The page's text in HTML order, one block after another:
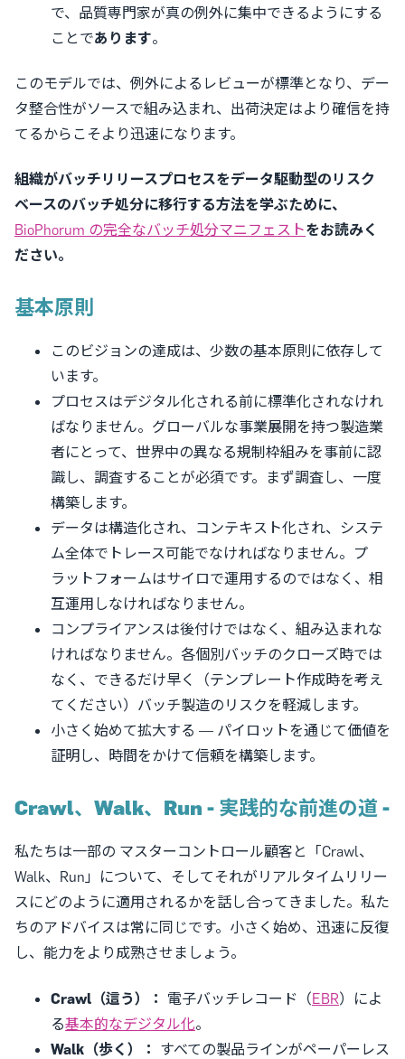
で、品質専門家が真の例外に集中できるようにする
ことであります。
このモデルでは、例外によるレビューが標準となり、デー
タ整合性がソースで組み込まれ、出荷決定はより確信を持
てるからこそより迅速になります。
組織がバッチリリースプロセスをデータ駆動型のリスク
ベースのバッチ処分に移行する方法を学ぶために、
BioPhorum の完全なバッチ処分マニフェストをお読みく
ださい。
基本原則
このビジョンの達成は、少数の基本原則に依存して
います。
プロセスはデジタル化される前に標準化されなけれ
ばなりません。グローバルな事業展開を持つ製造業
者にとって、世界中の異なる規制枠組みを事前に認
識し、調査することが必須です。まず調査し、一度
構築します。
データは構造化され、コンテキスト化され、システ
ム全体でトレース可能でなければなりません。プ
ラットフォームはサイロで運用するのではなく、相
互運用しなければなりません。
コンプライアンスは後付けではなく、組み込まれな
ければなりません。各個別バッチのクローズ時では
なく、できるだけ早く（テンプレート作成時を考え
てください）バッチ製造のリスクを軽減します。
小さく始めて拡大する — パイロットを通じて価値を
証明し、時間をかけて信頼を構築します。
Crawl、Walk、Run - 実践的な前進の道 -
私たちは一部の マスターコントロール顧客と「Crawl、
Walk、Run」について、そしてそれがリアルタイムリリー
スにどのように適用されるかを話し合ってきました。私た
ちのアドバイスは常に同じです。小さく始め、迅速に反復
し、能力をより成熟させましょう。
Crawl（這う）： 電子バッチレコード（EBR）によ
る基本的なデジタル化。
Walk（歩く）： すべての製品ラインがペーパーレス